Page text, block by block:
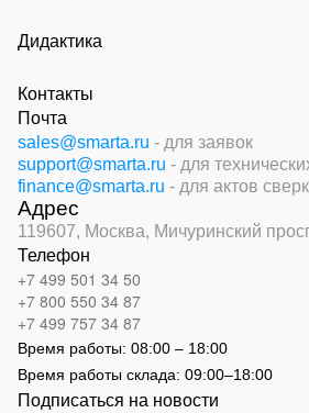
Дидактика
Контакты
Почта
sales@smarta.ru - для заявок
support@smarta.ru - для
finance@smarta.ru - для актов
Адрес
119607, Москва, Мичуринский
Телефон
+7 499 501 34 50
+7 800 550 34 87
+7 499 757 34 87
Время работы: 08:00 – 18:00
Время работы склада: 09:00–18:00
Подписаться на новости